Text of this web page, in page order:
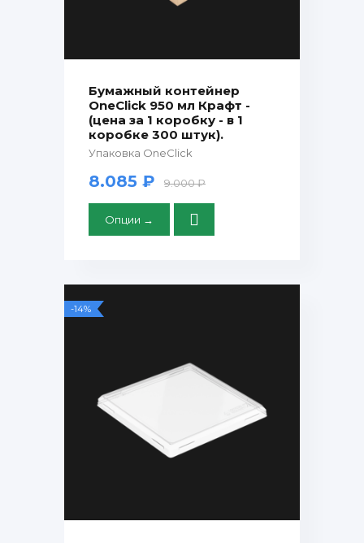
Бумажный контейнер
OneClick 950 мл Крафт -
(цена за 1 коробку - в 1
коробке 300 штук).
Упаковка OneClick
8.085 ₽ 9.000 ₽
Опции →
-14%